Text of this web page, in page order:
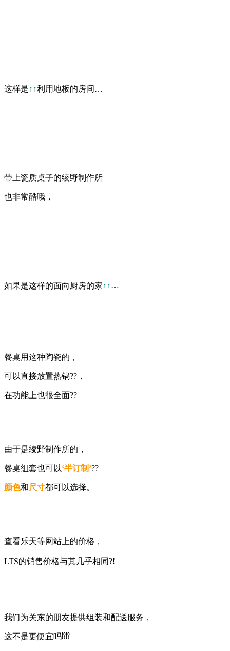
这样是↑↑利用地板的房间…
带上瓷质桌子的绫野制作所
也非常酷哦，
如果是这样的面向厨房的家↑↑…
餐桌用这种陶瓷的，
可以直接放置热锅??，
在功能上也很全面??
由于是绫野制作所的，
餐桌组套也可以‘半订制’??
颜色和尺寸都可以选择。
查看乐天等网站上的价格，
LTS的销售价格与其几乎相同?❗
我们为关东的朋友提供组装和配送服务，
这不是更便宜吗⁉️⁉️